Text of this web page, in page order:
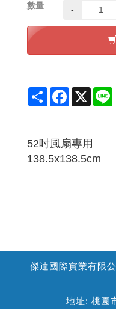
數量 -
Share Facebook
X
52吋風扇專用
138.5x138.5cm
傑達國際實業有限
地址: 桃園